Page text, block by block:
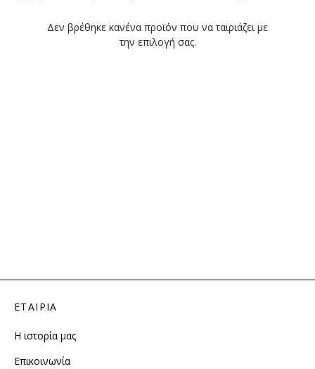
Δεν βρέθηκε κανένα προϊόν που να ταιριάζει με
την επιλογή σας.
ΕΤΑΙΡΙΑ
Η ιστορία μας
Επικοινωνία